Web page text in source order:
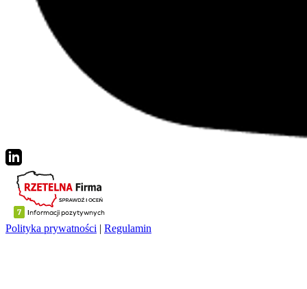
Polityka prywatności | Regulamin